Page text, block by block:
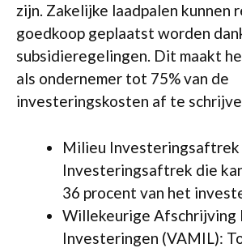
zijn. Zakelijke laadpalen kunnen
goedkoop geplaatst worden
subsidieregelingen. Dit maakt
als ondernemer tot 75% van de
investeringskosten af te
Milieu Investeringsaftrek
Investeringsaftrek die
36 procent van het
Willekeurige Afschrijving
Investeringen (VAMIL):